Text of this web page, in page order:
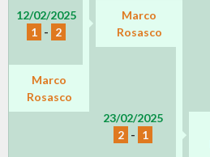
12/02/2025
1 - 2
Marco
Rosasco
23/02/2025
2 - 1
Marco
Rosasco